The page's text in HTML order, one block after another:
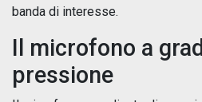
banda di interesse.
Il microfono a
pressione